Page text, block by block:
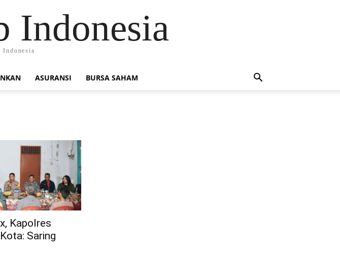
Indonesia
Indonesia
ASURANSI BURSA SAHAM
Kapolres
Saring